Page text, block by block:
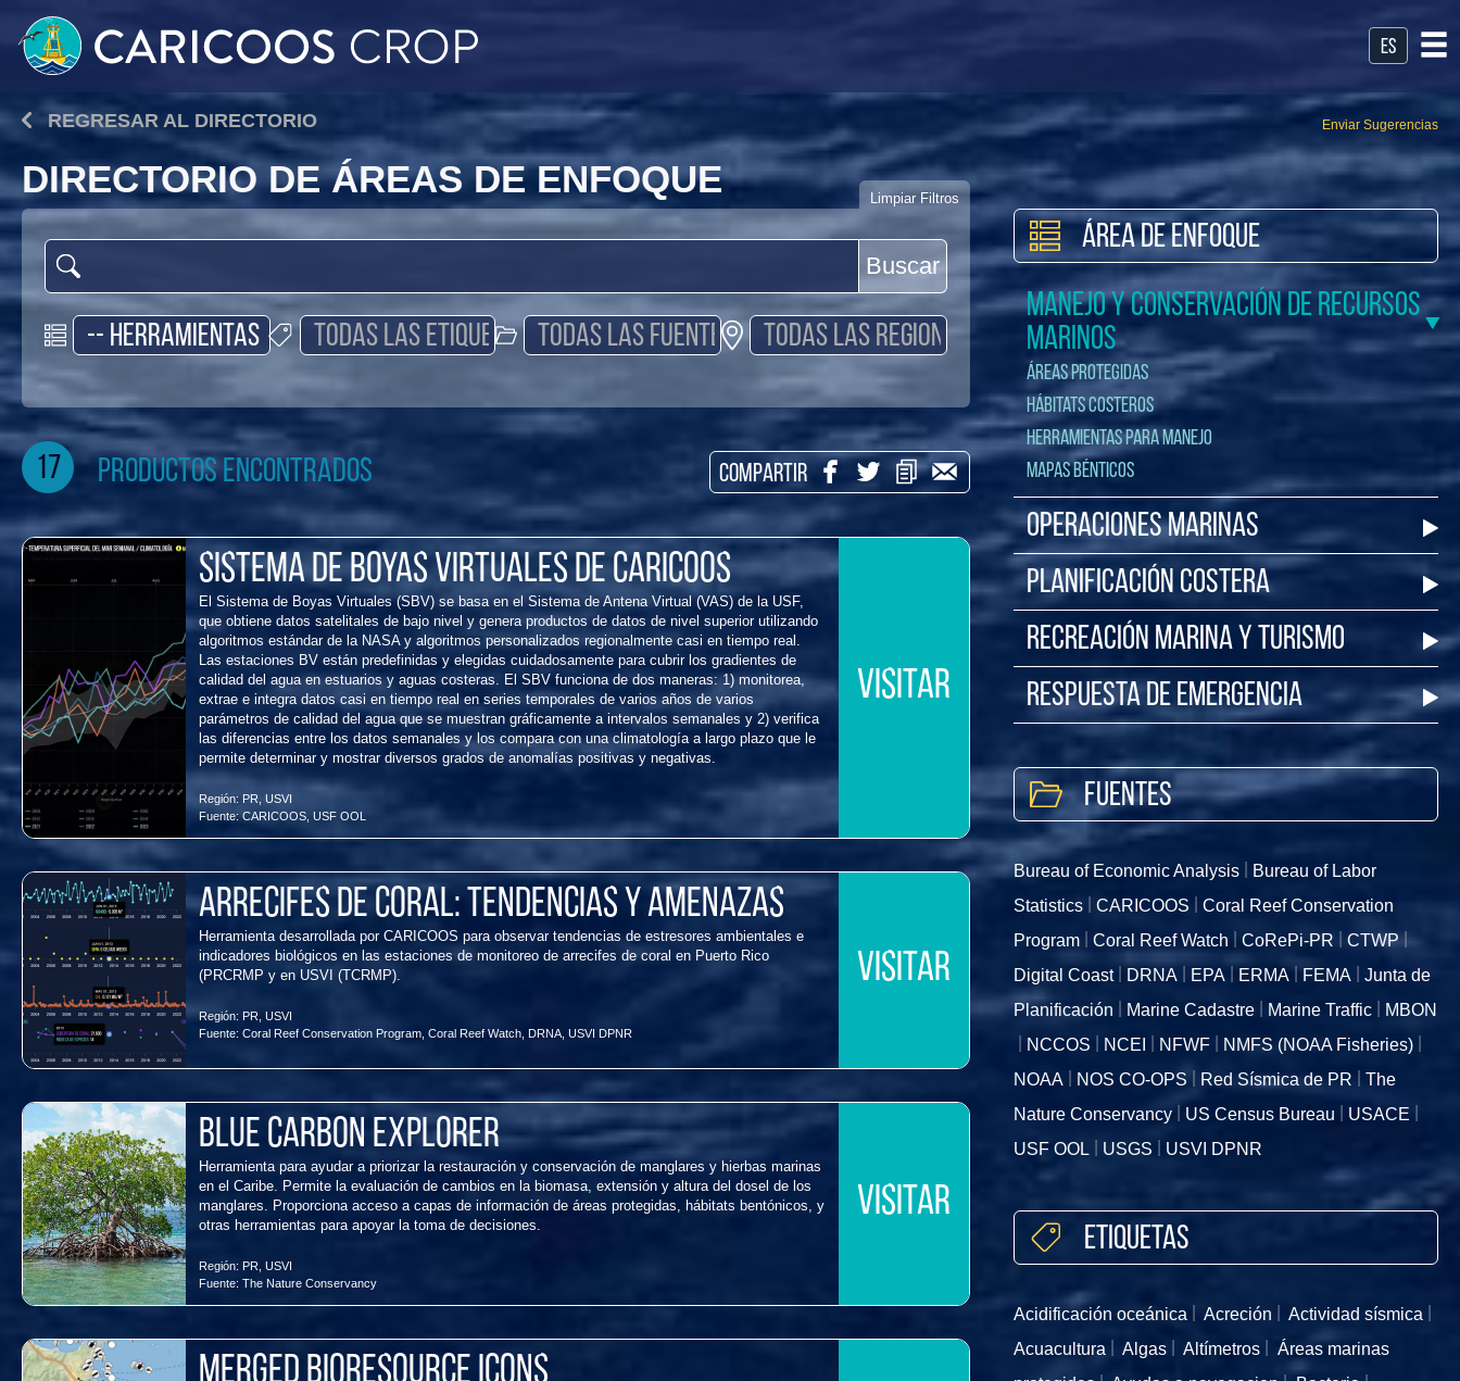
es
REGRESAR AL DIRECTORIO Enviar Sugerencias
DIRECTORIO DE ÁREAS DE ENFOQUE
Buscar
Limpiar Filtros
17 productos encontrados COMPARTIR
Sistema de Boyas Virtuales de Caricoos
El Sistema de Boyas Virtuales (SBV) se basa en el Sistema de Antena Virtual (VAS) de la USF,
que obtiene datos satelitales de bajo nivel y genera productos de datos de nivel superior utilizando
algoritmos estándar de la NASA y algoritmos personalizados regionalmente casi en tiempo real.
Las estaciones BV están predefinidas y elegidas cuidadosamente para cubrir los gradientes de
calidad del agua en estuarios y aguas costeras. El SBV funciona de dos maneras: 1) monitorea,
extrae e integra datos casi en tiempo real en series temporales de varios años de varios
parámetros de calidad del agua que se muestran gráficamente a intervalos semanales y 2) verifica
las diferencias entre los datos semanales y los compara con una climatología a largo plazo que le
permite determinar y mostrar diversos grados de anomalías positivas y negativas.
Región: PR USVI
Fuente:CARICOOS USF OOL
VISITAR
Arrecifes de coral: tendencias y amenazas
Herramienta desarrollada por CARICOOS para observar tendencias de estresores ambientales e
indicadores biológicos en las estaciones de monitoreo de arrecifes de coral en Puerto Rico
(PRCRMP y en USVI (TCRMP).
Región: PR USVI
Fuente: Coral Reef Conservation Program Coral Reef Watch DRNA USVI DPNR
VISITAR
Blue Carbon Explorer
Herramienta para ayudar a priorizar la restauración y conservación de manglares y hierbas marinas
en el Caribe. Permite la evaluación de cambios en la biomasa, extensión y altura del dosel de los
manglares. Proporciona acceso a capas de información de áreas protegidas, hábitats bentónicos, y
otras herramientas para apoyar la toma de decisiones.
Región: PR USVI
Fuente: The Nature Conservancy
VISITAR
Área de Enfoque
Manejo y Conservación de Recursos
Marinos
Áreas Protegidas
Hábitats Costeros
Herramientas para Manejo
Mapas Bénticos
Operaciones Marinas
Planificación Costera
Recreación Marina y Turismo
Respuesta de Emergencia
Fuentes
Bureau of Economic Analysis
Bureau of Labor
Statistics
CARICOOS
Coral Reef Conservation
Program
Coral Reef Watch CoRePi-PR
CTWP
Digital Coast
DRNA EPA ERMA FEMA
Junta de
Planificación
Marine Cadastre Marine Traffic
MBON
NCCOS
NCEI NFWF
NMFS (NOAA Fisheries)
NOAA
NOS CO-OPS Red Sísmica de PR
The
Nature Conservancy
US Census Bureau
USACE
USF OOL
USGS USVI DPNR
Etiquetas
Acidificación oceánica Acreción
Actividad sísmica
Acuacultura
Algas Altímetros
Áreas marinas